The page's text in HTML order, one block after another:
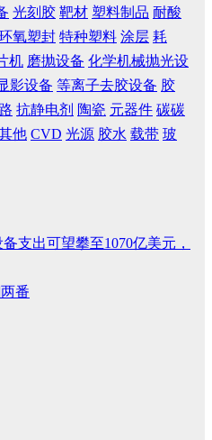
光刻胶 靶材 塑料制品 耐酸
氧塑封 特种塑料 涂层 耗
机 磨抛设备 化学机械抛光设
影设备 等离子去胶设备 胶
抗静电剂 陶瓷 元器件 碳碳
他 CVD 光源 胶水 载带 玻
支出可望攀至1070亿美元，
番